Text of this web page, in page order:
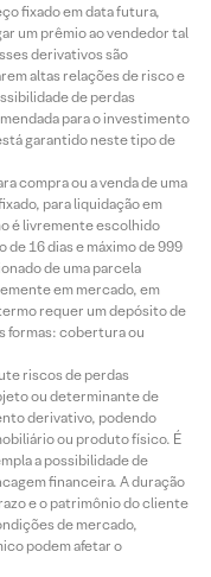
fixado em data futura,
um prêmio ao vendedor tal
derivativos são
altas relações de risco e
de perdas
para o investimento
garantido neste tipo de
compra ou a venda de uma
para liquidação em
é livremente escolhido
16 dias e máximo de 999
de uma parcela
em mercado, em
requer um depósito de
formas: cobertura ou
riscos de perdas
ou determinante de
derivativo, podendo
ou produto físico. É
a possibilidade de
financeira. A duração
e o patrimônio do cliente
de mercado,
podem afetar o